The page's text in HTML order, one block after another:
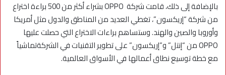
بالإضافة إلى ذلك، قامت شركة OPPO بشراء أكثر من 500 براءة اختراع
من شركة “إريكسون”، تغطي العديد من المناطق والدول مثل أمريكا
وأوروبا والصين والهند. وستساهم براءات الاختراع التي حصلت عليها
OPPO من “إنتل” و”إريكسون” على تطوير التقنيات في الشركةتماشياً
مع خطة توسيع نطاق أعمالها في الأسواق العالمية.